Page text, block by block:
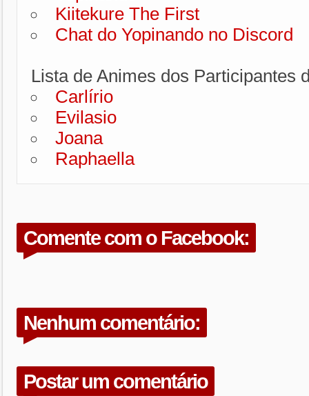
Kiitekure The First
Chat do Yopinando no Discord
Lista de Animes dos Participantes
Carlírio
Evilasio
Joana
Raphaella
Comente com o Facebook:
Nenhum comentário:
Postar um comentário